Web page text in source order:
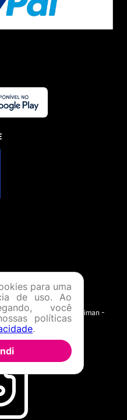
- EPP CNPJ:
193 - Vila Gardiman -
para uma
de uso. Ao
você
políticas
.